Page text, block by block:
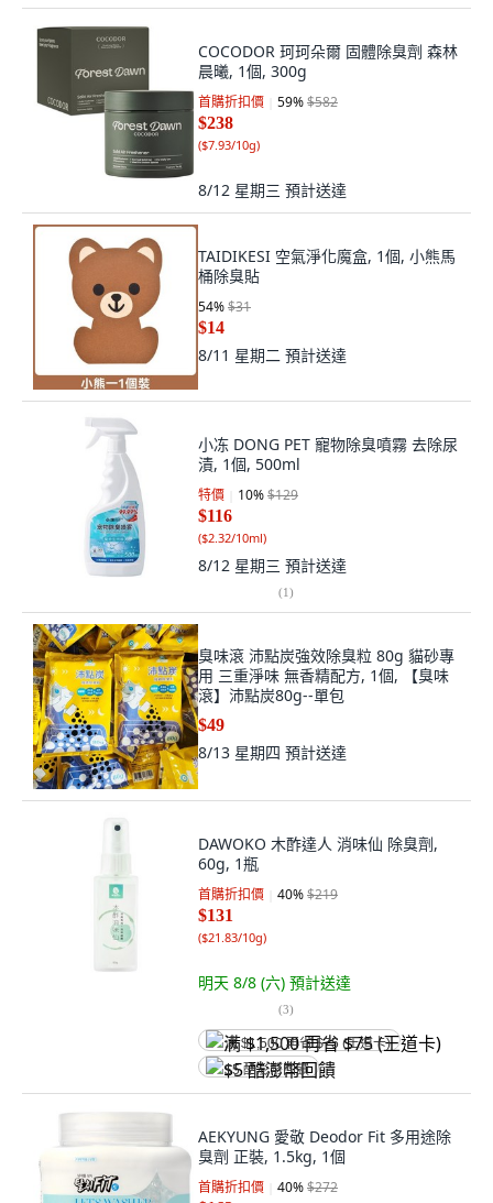
COCODOR 珂珂朵爾 固體除臭劑 森林
晨曦, 1個, 300g
首購折扣價 59%$582
$238
($7.93/10g)
8/12 星期三 預計送達
TAIDIKESI 空氣淨化魔盒, 1個, 小熊馬
桶除臭貼
54%$31
$14
8/11 星期二 預計送達
小冻 DONG PET 寵物除臭噴霧 去除尿
漬, 1個, 500ml
特價 10%$129
$116
($2.32/10ml)
8/12 星期三 預計送達
(1)
臭味滾 沛點炭強效除臭粒 80g 貓砂專
用 三重淨味 無香精配方, 1個, 【臭味
滾】沛點炭80g--單包
$49
8/13 星期四 預計送達
DAWOKO 木酢達人 消味仙 除臭劑,
60g, 1瓶
首購折扣價 40%$219
$131
($21.83/10g)
明天 8/8 (六) 預計送達
(3)
满 $1,500 再省 $75 (王道卡)
$5 酷澎幣回饋
AEKYUNG 愛敬 Deodor Fit 多用途除
臭劑 正裝, 1.5kg, 1個
首購折扣價 40%$272